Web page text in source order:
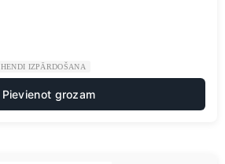
HENDI IZPĀRDOŠANA
Pievienot grozam